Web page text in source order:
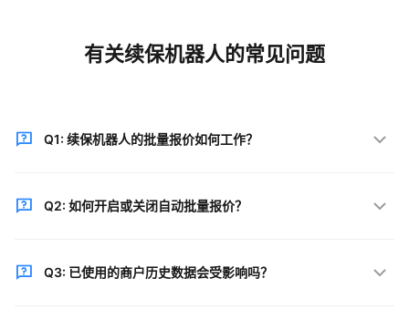
有关续保机器人的常见问题
Q1: 续保机器人的批量报价如何工作？
批量报价，智能识别上年投保险种及保额，结合保司报
Q2: 如何开启或关闭自动批量报价？
能，默认关闭状态，用户可根据实际需求灵活控制。
Q3: 已使用的商户历史数据会受影响吗？